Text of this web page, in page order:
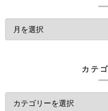
カテ